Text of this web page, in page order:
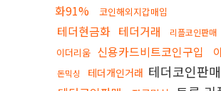
화91% 코인해외지갑매입
테더현금화 테더거래 리플코인판매
이더리움 신용카드비트코인구입
돈믹싱 테더개인거래 테더코인판